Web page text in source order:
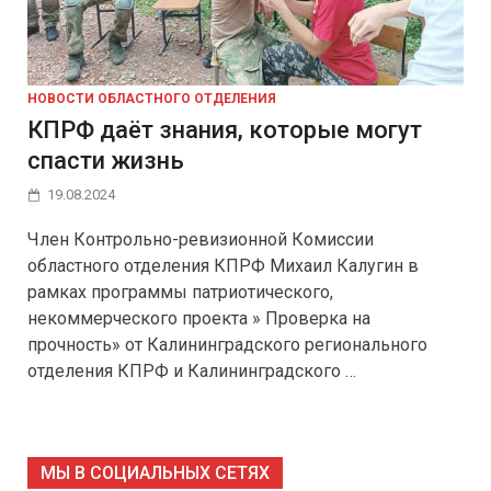
НОВОСТИ ОБЛАСТНОГО ОТДЕЛЕНИЯ
КПРФ даёт знания, которые могут
спасти жизнь
19.08.2024
Член Контрольно-ревизионной Комиссии
областного отделения КПРФ Михаил Калугин в
рамках программы патриотического,
некоммерческого проекта » Проверка на
прочность» от Калининградского регионального
отделения КПРФ и Калининградского …
МЫ В СОЦИАЛЬНЫХ СЕТЯХ